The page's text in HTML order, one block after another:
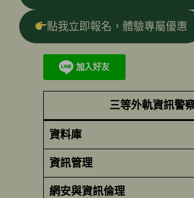
點我立即報名，體驗專屬優惠
三等外軌資訊警
資料庫
資訊管理
網安與資訊倫理